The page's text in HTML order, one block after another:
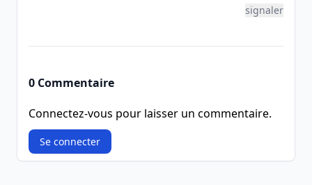
signaler
0 Commentaire
Connectez-vous pour laisser un commentaire.
Se connecter